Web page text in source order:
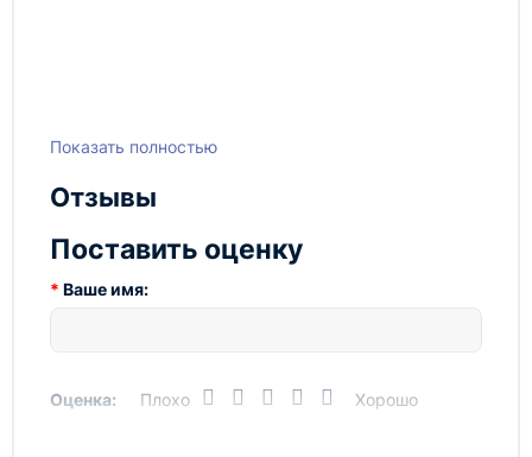
мобильный доильный аппарат Flaco Galicia 2. Это
надежность и доступную цену.
на вашем хозяйстве с помощью доильного аппарата
заботу о вашем скоте с инновационными
Показать полностью
Отзывы
Поставить оценку
Ваше имя:
Оценка: Плохо Хорошо